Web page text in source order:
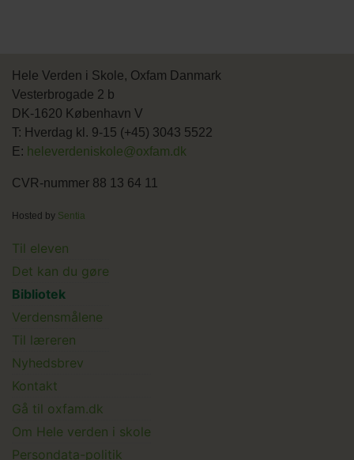
Hele Verden i Skole, Oxfam Danmark
Vesterbrogade 2 b
DK-1620 København V
T: Hverdag kl. 9-15 (+45) 3043 5522
E: heleverdeniskole@oxfam.dk
CVR-nummer 88 13 64 11
Hosted by Sentia
Main
menu
Til eleven
Det kan du gøre
Bibliotek
Verdensmålene
Til læreren
Main
Submenu
Nyhedsbrev
Kontakt
Gå til oxfam.dk
Om Hele verden i skole
Persondata-politik